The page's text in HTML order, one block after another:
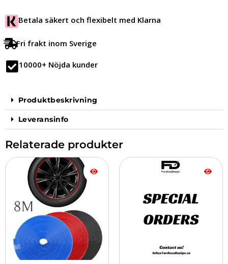
Betala säkert och flexibelt med Klarna
Fri frakt inom Sverige
10000+ Nöjda kunder
Produktbeskrivning
Leveransinfo
Relaterade produkter
Den
produkten
flera
varianter.
olika
alternativen
kan